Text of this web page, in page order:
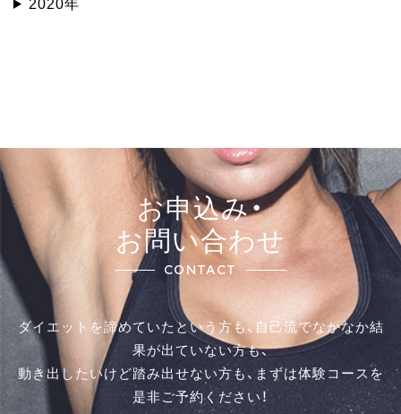
2020年
お申込み・
お問い合わせ
CONTACT
ダイエットを諦めていたという方も、自己流でなかなか結
果が出ていない方も、
動き出したいけど踏み出せない方も、まずは体験コースを
是⾮ご予約ください！